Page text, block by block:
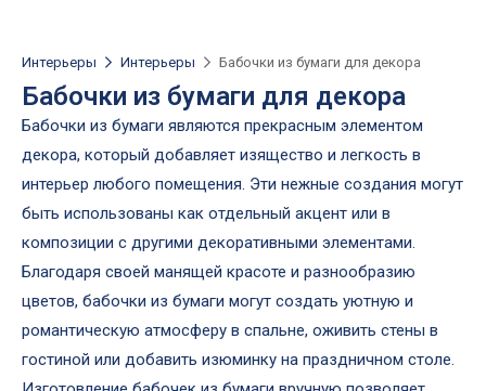
Интерьеры Интерьеры Бабочки из бумаги для декора
Бабочки из бумаги для декора
Бабочки из бумаги являются прекрасным элементом
декора, который добавляет изящество и легкость в
интерьер любого помещения. Эти нежные создания могут
быть использованы как отдельный акцент или в
композиции с другими декоративными элементами.
Благодаря своей манящей красоте и разнообразию
цветов, бабочки из бумаги могут создать уютную и
романтическую атмосферу в спальне, оживить стены в
гостиной или добавить изюминку на праздничном столе.